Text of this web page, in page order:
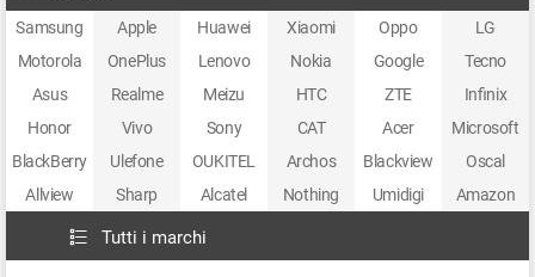
Samsung Apple Huawei Xiaomi Oppo
LG
Motorola
OnePlus Lenovo Nokia Google
Tecno
Asus
Realme Meizu HTC ZTE
Infinix
Honor
Vivo Sony CAT Acer
Microsoft
BlackBerry
Ulefone OUKITEL Archos Blackview
Oscal
Allview
Sharp Alcatel Nothing Umidigi Amazon
Tutti i marchi